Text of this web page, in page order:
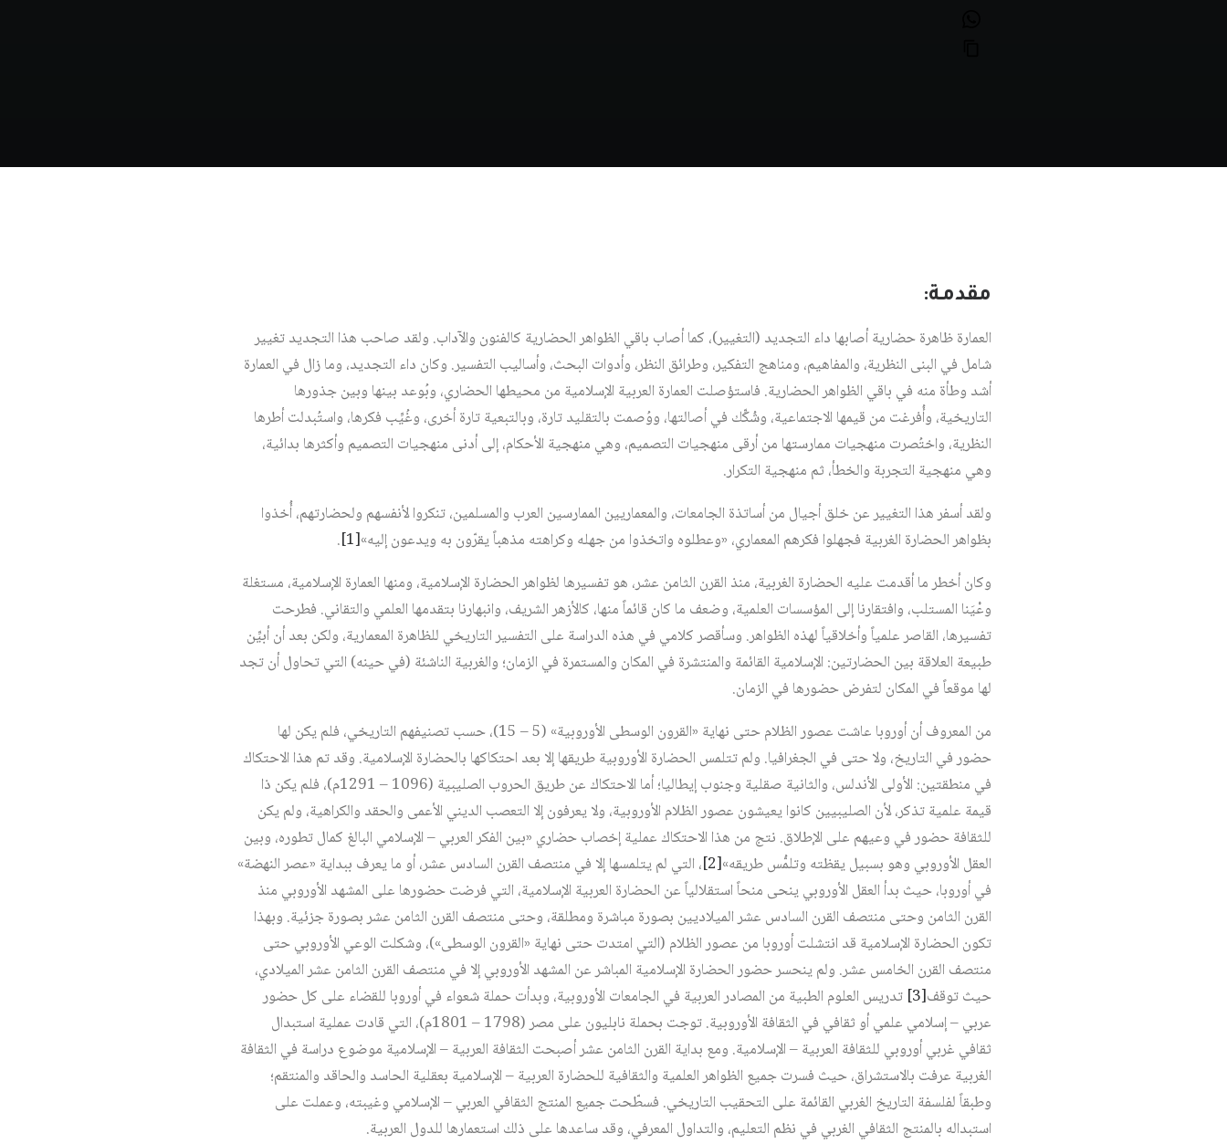
مقدمـة:
العمارة ظاهرة حضارية أصابها داء التجديد (التغيير)، كما أصاب باقي الظواهر الحضارية كالفنون والآداب. ولقد صاحب هذا التجديد تغيير
شامل في البنى النظرية، والمفاهيم، ومناهج التفكير، وطرائق النظر، وأدوات البحث، وأساليب التفسير. وكان داء التجديد، وما زال في العمارة
أشد وطأة منه في باقي الظواهر الحضارية. فاستؤصلت العمارة العربية الإسلامية من محيطها الحضاري، وبُوعد بينها وبين جذورها
التاريخية، وأُفرغت من قيمها الاجتماعية، وشُكِّك في أصالتها، ووُصمت بالتقليد تارة، وبالتبعية تارة أخرى، وغُيِّب فكرها، واستُبدلت أطرها
النظرية، واختُصرت منهجيات ممارستها من أرقى منهجيات التصميم، وهي منهجية الأحكام، إلى أدنى منهجيات التصميم وأكثرها بدائية،
وهي منهجية التجربة والخطأ، ثم منهجية التكرار.
ولقد أسفر هذا التغيير عن خلق أجيال من أساتذة الجامعات، والمعماريين الممارسين العرب والمسلمين، تنكروا لأنفسهم ولحضارتهم، أُخذوا
بظواهر الحضارة الغربية فجهلوا فكرهم المعماري، «وعطلوه واتخذوا من جهله وكراهته مذهباً يقرّون به ويدعون إليه»‏[1]
.
وكان أخطر ما أقدمت عليه الحضارة الغربية، منذ القرن الثامن عشر، هو تفسيرها لظواهر الحضارة الإسلامية، ومنها العمارة الإسلامية، مستغلة
وعْيَنا المستلب، وافتقارنا إلى المؤسسات العلمية، وضعف ما كان قائماً منها، كالأزهر الشريف، وانبهارنا بتقدمها العلمي والتقاني. فطرحت
تفسيرها، القاصر علمياً وأخلاقياً لهذه الظواهر. وسأقصر كلامي في هذه الدراسة على التفسير التاريخي للظاهرة المعمارية، ولكن بعد أن أبيِّن
طبيعة العلاقة بين الحضارتين: الإسلامية القائمة والمنتشرة في المكان والمستمرة في الزمان؛ والغربية الناشئة (في حينه) التي تحاول أن تجد
لها موقعاً في المكان لتفرض حضورها في الزمان.
من المعروف أن أوروبا عاشت عصور الظلام حتى نهاية «القرون الوسطى الأوروبية» (5 – 15)، حسب تصنيفهم التاريخي، فلم يكن لها
حضور في التاريخ، ولا حتى في الجغرافيا. ولم تتلمس الحضارة الأوروبية طريقها إلا بعد احتكاكها بالحضارة الإسلامية. وقد تم هذا الاحتكاك
في منطقتين: الأولى الأندلس، والثانية صقلية وجنوب إيطاليا؛ أما الاحتكاك عن طريق الحروب الصليبية (1096 – 1291م)، فلم يكن ذا
قيمة علمية تذكر، لأن الصليبيين كانوا يعيشون عصور الظلام الأوروبية، ولا يعرفون إلا التعصب الديني الأعمى والحقد والكراهية، ولم يكن
للثقافة حضور في وعيهم على الإطلاق. نتج من هذا الاحتكاك عملية إخصاب حضاري «بين الفكر العربي – الإسلامي البالغ كمال تطوره، وبين
العقل الأوروبي وهو بسبيل يقظته وتلمُّس طريقه»‏[2]
، التي لم يتلمسها إلا في منتصف القرن السادس عشر، أو ما يعرف ببداية «عصر النهضة»
في أوروبا، حيث بدأ العقل الأوروبي ينحى منحاً استقلالياً عن الحضارة العربية الإسلامية، التي فرضت حضورها على المشهد الأوروبي منذ
القرن الثامن وحتى منتصف القرن السادس عشر الميلاديين بصورة مباشرة ومطلقة، وحتى منتصف القرن الثامن عشر بصورة جزئية. وبهذا
تكون الحضارة الإسلامية قد انتشلت أوروبا من عصور الظلام (التي امتدت حتى نهاية «القرون الوسطى»)، وشكلت الوعي الأوروبي حتى
منتصف القرن الخامس عشر. ولم ينحسر حضور الحضارة الإسلامية المباشر عن المشهد الأوروبي إلا في منتصف القرن الثامن عشر الميلادي،
حيث توقف‏[3]
تدريس العلوم الطبية من المصادر العربية في الجامعات الأوروبية، وبدأت حملة شعواء في أوروبا للقضاء على كل حضور
عربي – إسلامي علمي أو ثقافي في الثقافة الأوروبية. توجت بحملة نابليون على مصر (1798 – 1801م)، التي قادت عملية استبدال
ثقافي غربي أوروبي للثقافة العربية – الإسلامية. ومع بداية القرن الثامن عشر أصبحت الثقافة العربية – الإسلامية موضوع دراسة في الثقافة
الغربية عرفت بالاستشراق، حيث فسرت جميع الظواهر العلمية والثقافية للحضارة العربية – الإسلامية بعقلية الحاسد والحاقد والمنتقم؛
وطبقاً لفلسفة التاريخ الغربي القائمة على التحقيب التاريخي. فسطّحت جميع المنتج الثقافي العربي – الإسلامي وغيبته، وعملت على
استبداله بالمنتج الثقافي الغربي في نظم التعليم، والتداول المعرفي، وقد ساعدها على ذلك استعمارها للدول العربية.